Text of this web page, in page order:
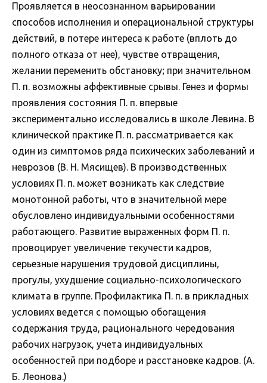
Проявляется в неосознанном варьировании
способов исполнения и операциональной структуры
действий, в потере интереса к работе (вплоть до
полного отказа от нее), чувстве отвращения,
желании переменить обстановку; при значительном
П. п. возможны аффективные срывы. Генез и формы
проявления состояния П. п. впервые
экспериментально исследовались в школе Левина. В
клинической практике П. п. рассматривается как
один из симптомов ряда психических заболеваний и
неврозов (В. Н. Мясищев). В производственных
условиях П. п. может возникать как следствие
монотонной работы, что в значительной мере
обусловлено индивидуальными особенностями
работающего. Развитие выраженных форм П. п.
провоцирует увеличение текучести кадров,
серьезные нарушения трудовой дисциплины,
прогулы, ухудшение социально-психологического
климата в группе. Профилактика П. п. в прикладных
условиях ведется с помощью обогащения
содержания труда, рационального чередования
рабочих нагрузок, учета индивидуальных
особенностей при подборе и расстановке кадров. (А.
Б. Леонова.)